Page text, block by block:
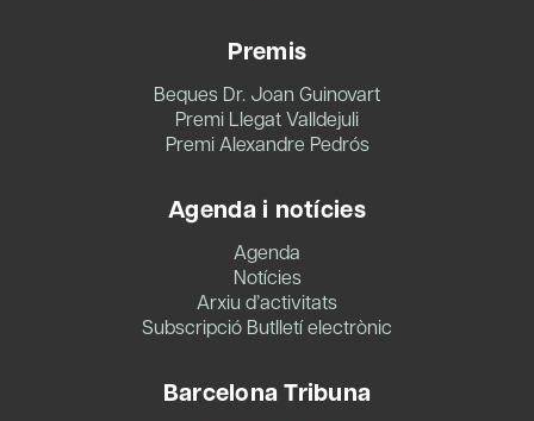
Premis
Beques Dr. Joan Guinovart
Premi Llegat Valldejuli
Premi Alexandre Pedrós
Agenda i notícies
Agenda
Notícies
Arxiu d’activitats
Subscripció Butlletí electrònic
Barcelona Tribuna